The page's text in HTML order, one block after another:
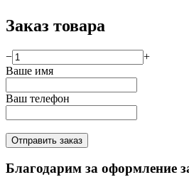
Заказ товара
−
+
Ваше имя
Ваш телефон
Отправить заказ
Благодарим за оформление